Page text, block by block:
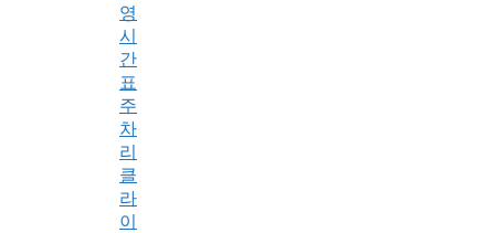
영
시
간
표
주
차
리
클
라
이